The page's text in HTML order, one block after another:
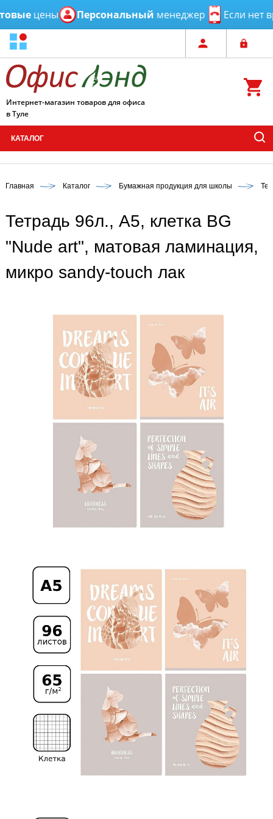
цены Персональныйменеджер Если нет
Интернет-магазин товаров для офиса
в Туле
КАТАЛОГ
Главная Каталог Бумажная продукция для школы
Тетрадь 96л., А5, клетка BG
"Nude art", матовая ламинация,
микро sandy-touch лак